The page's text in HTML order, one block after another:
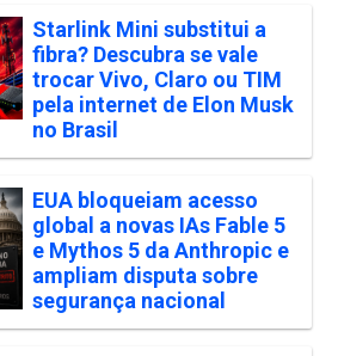
Starlink Mini substitui a
fibra? Descubra se vale
trocar Vivo, Claro ou TIM
pela internet de Elon Musk
no Brasil
EUA bloqueiam acesso
global a novas IAs Fable 5
e Mythos 5 da Anthropic e
ampliam disputa sobre
segurança nacional